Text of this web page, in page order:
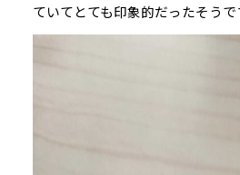
ていてとても印象的だったそうで